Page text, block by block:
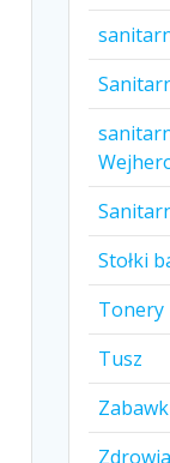
Stołki
Tonery
Tusz